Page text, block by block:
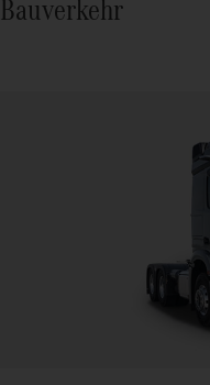
Bauverkehr